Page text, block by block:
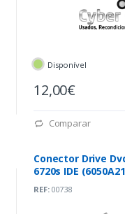
Disponível
12,00€
Comparar
Conector Drive
6720s IDE
REF:00738